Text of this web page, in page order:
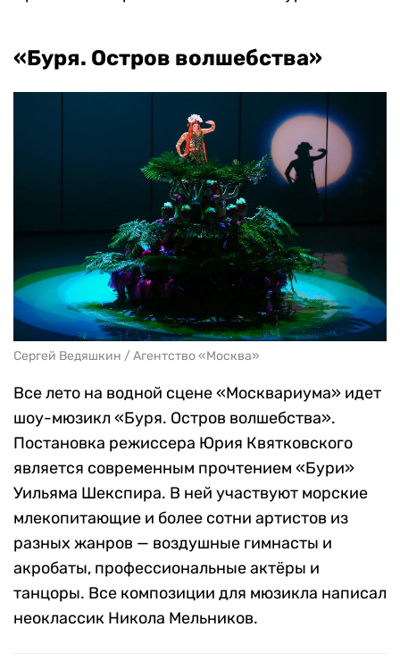
«Буря. Остров волшебства»
Сергей Ведяшкин / Агентство «Москва»
Все лето на водной сцене «Москвариума» идет
шоу-мюзикл «Буря. Остров волшебства».
Постановка режиссера Юрия Квятковского
является современным прочтением «Бури»
Уильяма Шекспира. В ней участвуют морские
млекопитающие и более сотни артистов из
разных жанров — воздушные гимнасты и
акробаты, профессиональные актёры и
танцоры. Все композиции для мюзикла написал
неоклассик Никола Мельников.